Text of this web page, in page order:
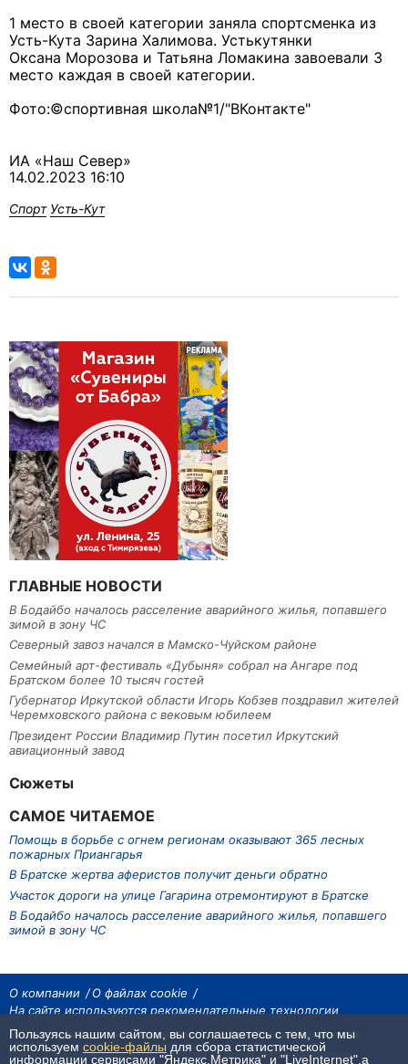
1 место в своей категории заняла спортсменка из
Усть-Кута Зарина Халимова. Устькутянки
Оксана Морозова и Татьяна Ломакина завоевали 3
место каждая в своей категории.
Фото:©спортивная школа№1/"ВКонтакте"
ИА «Наш Север»
14.02.2023 16:10
Спорт Усть-Кут
ГЛАВНЫЕ НОВОСТИ
В Бодайбо началось расселение аварийного жилья, попавшего
зимой в зону ЧС
Северный завоз начался в Мамско-Чуйском районе
Семейный арт-фестиваль «Дубыня» собрал на Ангаре под
Братском более 10 тысяч гостей
Губернатор Иркутской области Игорь Кобзев поздравил жителей
Черемховского района с вековым юбилеем
Президент России Владимир Путин посетил Иркутский
авиационный завод
Сюжеты
САМОЕ ЧИТАЕМОЕ
Помощь в борьбе с огнем регионам оказывают 365 лесных
пожарных Приангарья
В Братске жертва аферистов получит деньги обратно
Участок дороги на улице Гагарина отремонтируют в Братске
В Бодайбо началось расселение аварийного жилья, попавшего
зимой в зону ЧС
О компании
О файлах cookie
На сайте используются рекомендательные технологии
На сайте размещаются материалы ИА «Наш Север». Все права охраняются
законом.
При использовании материалов агентства на других сайтах, обязательна
Пользуясь нашим сайтом, вы соглашаетесь с тем, что мы
используем cookie-файлы для сбора статистической
информации сервисами "Яндекс.Метрика" и "LiveInternet",а